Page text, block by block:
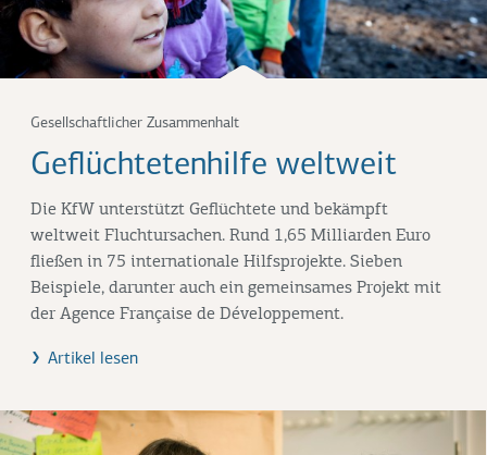
Gesellschaftlicher Zusammenhalt
Geflüchtetenhilfe weltweit
Die KfW unterstützt Geflüchtete und bekämpft
weltweit Fluchtursachen. Rund 1,65 Milliarden Euro
fließen in 75 internationale Hilfsprojekte. Sieben
Beispiele, darunter auch ein gemeinsames Projekt mit
der Agence Française de Développement.
Artikel lesen